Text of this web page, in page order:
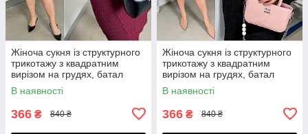
Жіноча сукня із структурного
трикотажу з квадратним
вирізом на грудях, батал
великі розміри
В наявності
366 ₴ 840 ₴
Жіноча сукня із структурного
трикотажу з квадратним
вирізом на грудях, батал
великі розміри
В наявності
366 ₴ 840 ₴